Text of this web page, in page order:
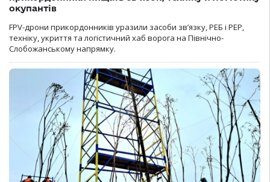
окупантів
FPV-дрони прикордонників уразили засоби зв’язку, РЕБ і РЕР,
техніку, укриття та логістичний хаб ворога на Північно-
Слобожанському напрямку.